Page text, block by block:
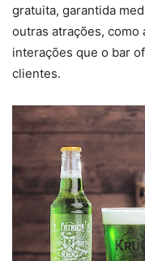
gratuita, garantida
outras atrações, como
interações que o bar
clientes.